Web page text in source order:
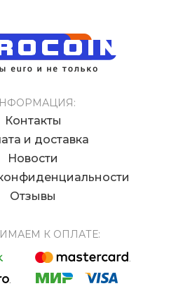
Контакты
и доставка
Новости
Отзывы
К ОПЛАТЕ: